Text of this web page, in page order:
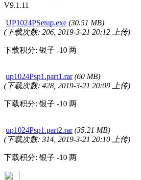
V9.1.11
UP1024PSetup.exe (30.51 MB)
(下载次数: 206, 2019-3-21 20:12 上传)
下载积分: 银子 -10 两
up1024Psp1.part1.rar (60 MB)
(下载次数: 428, 2019-3-21 20:09 上传)
下载积分: 银子 -10 两
up1024Psp1.part2.rar (35.21 MB)
(下载次数: 314, 2019-3-21 20:10 上传)
下载积分: 银子 -10 两